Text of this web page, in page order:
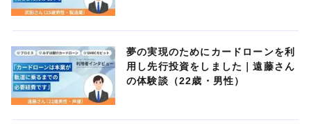
夢の実現のためにカードローンを利
用し先行投資をしました｜遠藤さん
の体験談（22歳・男性）